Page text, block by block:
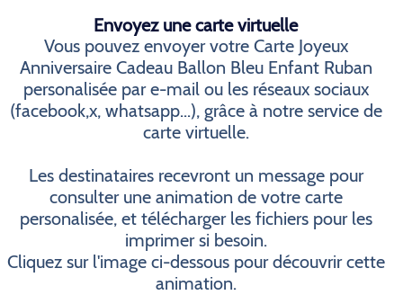
Envoyez une carte virtuelle
Vous pouvez envoyer votre Carte Joyeux
Anniversaire Cadeau Ballon Bleu Enfant Ruban
personalisée par e-mail ou les réseaux sociaux
(facebook,x, whatsapp...), grâce à notre service de
carte virtuelle.
Les destinataires recevront un message pour
consulter une animation de votre carte
personalisée, et télécharger les fichiers pour les
imprimer si besoin.
Cliquez sur l'image ci-dessous pour découvrir cette
animation.